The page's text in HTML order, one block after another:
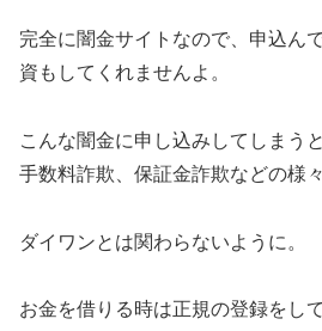
完全に闇金サイトなので、申込ん
資もしてくれませんよ。
こんな闇金に申し込みしてしまう
手数料詐欺、保証金詐欺などの様
ダイワンとは関わらないように。
お金を借りる時は正規の登録をし